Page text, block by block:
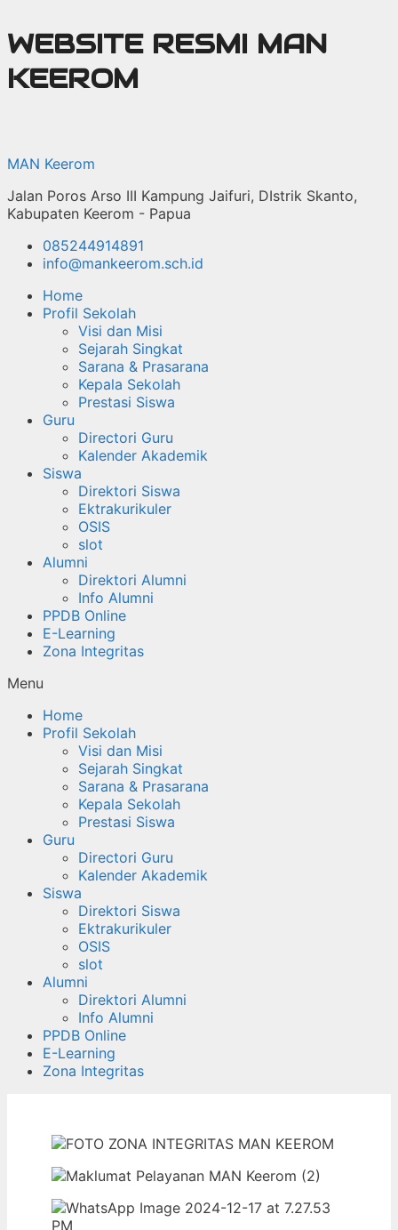
Langsung
ke
isi
WEBSITE RESMI MAN
KEEROM
MAN Keerom
Jalan Poros Arso III Kampung Jaifuri, DIstrik Skanto,
Kabupaten Keerom - Papua
085244914891
info@mankeerom.sch.id
Home
Profil Sekolah
Visi dan Misi
Sejarah Singkat
Sarana & Prasarana
Kepala Sekolah
Prestasi Siswa
Guru
Directori Guru
Kalender Akademik
Siswa
Direktori Siswa
Ektrakurikuler
OSIS
slot
Alumni
Direktori Alumni
Info Alumni
PPDB Online
E-Learning
Zona Integritas
Menu
Home
Profil Sekolah
Visi dan Misi
Sejarah Singkat
Sarana & Prasarana
Kepala Sekolah
Prestasi Siswa
Guru
Directori Guru
Kalender Akademik
Siswa
Direktori Siswa
Ektrakurikuler
OSIS
slot
Alumni
Direktori Alumni
Info Alumni
PPDB Online
E-Learning
Zona Integritas